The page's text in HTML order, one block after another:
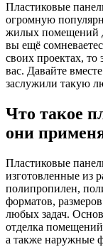
Пластиковые
огромную
жилых помещений
вы ещё
своих проектах, то
вас. Давайте
заслужили такую
Что такое
они
Пластиковые
изготовленные из
полипропилен,
форматов,
любых задач.
отделка
а также наружные